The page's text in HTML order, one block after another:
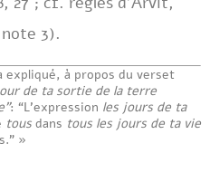
3).
expliqué, à propos du verset
de ta sortie de la terre
: “L’expression les jours de ta
tous dans tous les jours de ta vie
»